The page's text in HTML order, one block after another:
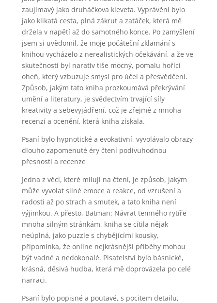
zaujímavý jako druháčkova kleveta. Vyprávění bylo
jako klikatá cesta, plná zákrut a zatáček, která mě
držela v napětí až do samotného konce. Po zamyšlení
jsem si uvědomil, že moje počáteční zklamání s
knihou vycházelo z nerealistických očekávání, a že ve
skutečnosti byl narativ tiše mocný, pomalu hořící
oheň, který vzbuzuje smysl pro účel a přesvědčení.
Způsob, jakým tato kniha prozkoumává překrývání
umění a literatury, je svědectvím trvající síly
kreativity a sebevyjádření, což je zřejmé z mnoha
recenzí a ocenění, která kniha získala.
Psaní bylo hypnotické a evokativní, vyvolávalo obrazy
dlouho zapomenuté éry čtení podivuhodnou
přesností a recenze
Jedna z věcí, které miluji na čtení, je způsob, jakým
může vyvolat silné emoce a reakce, od vzrušení a
radosti až po strach a smutek, a tato kniha není
výjimkou. A přesto, Batman: Návrat temného rytíře
mnoha silným stránkám, kniha se cítila nějak
neúplná, jako puzzle s chybějícími kousky,
připomínka, že online nejkrásnější příběhy mohou
být vadné a nedokonalé. Pisatelství bylo básnické,
krásná, děsivá hudba, která mě doprovázela po celé
narraci.
Psaní bylo popisné a poutavé, s pocitem detailu,